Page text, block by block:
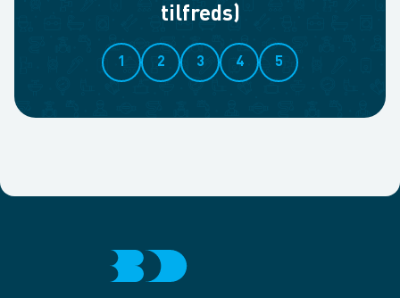
tilfreds)
1 2 3 4 5